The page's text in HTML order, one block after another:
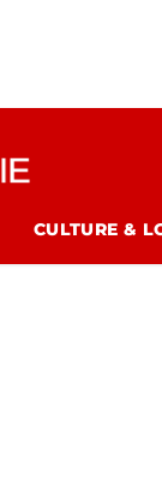
CULTURE &